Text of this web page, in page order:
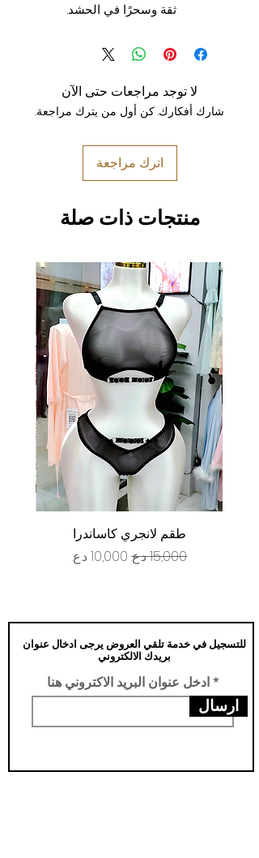
ثقة وسحرًا في الحشد.
لا توجد مراجعات حتى الآن
شارك أفكارك. كن أول من يترك مراجعة.
اترك مراجعة
منتجات ذات صلة
طقم لانجري كاساندرا
سعر عادي سعر البيع
للتسجيل في خدمة تلقي العروض يرجى ادخال عنوان
بريدك الالكتروني
ادخل عنوان البريد الاكتروني هنا
ارسال